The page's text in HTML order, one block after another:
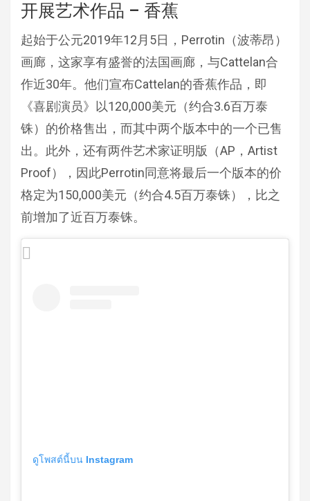
开展艺术作品 – 香蕉
起始于公元2019年12月5日，Perrotin（波蒂昂）
画廊，这家享有盛誉的法国画廊，与Cattelan合
作近30年。他们宣布Cattelan的香蕉作品，即
《喜剧演员》以120,000美元（约合3.6百万泰
铢）的价格售出，而其中两个版本中的一个已售
出。此外，还有两件艺术家证明版（AP，Artist
Proof），因此Perrotin同意将最后一个版本的价
格定为150,000美元（约合4.5百万泰铢），比之
前增加了近百万泰铢。
ดูโพสต์นี้บน Instagram